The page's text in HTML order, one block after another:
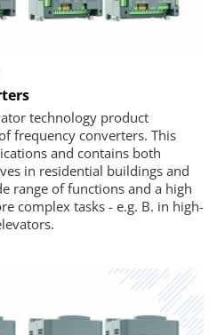
technology product
frequency converters. This
and contains both
in residential buildings and
range of functions and a high
complex tasks - e.g. B. in high-